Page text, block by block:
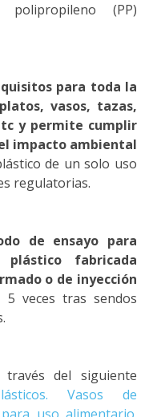
(PP)
para toda la
vasos, tazas,
y permite cumplir
impacto ambiental
de un solo uso
regulatorias.
de ensayo para
fabricada
o de inyección
5 veces tras sendos
del siguiente
Vasos de